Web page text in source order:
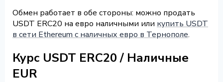
Обмен работает в обе стороны: можно продать
USDT ERC20 на евро наличными или купить USDT
в сети Ethereum с наличных евро в Тернополе.
Курс USDT ERC20 / Наличные
EUR